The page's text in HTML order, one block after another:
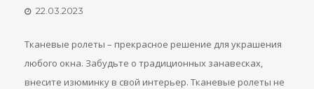
22.03.2023
Тканевые ролеты – прекрасное решение для украшения
любого окна. Забудьте о традиционных занавесках,
внесите изюминку в свой интерьер. Тканевые ролеты не